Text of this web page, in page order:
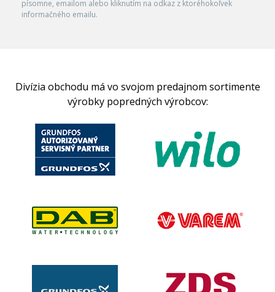
písomne, emailom alebo kliknutím na odkaz z ktoréhokoľvek
informačného emailu.
Divízia obchodu má vo svojom predajnom sortimente
výrobky popredných výrobcov: